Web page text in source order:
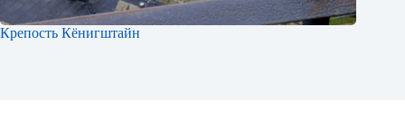
Крепость Кёнигштайн